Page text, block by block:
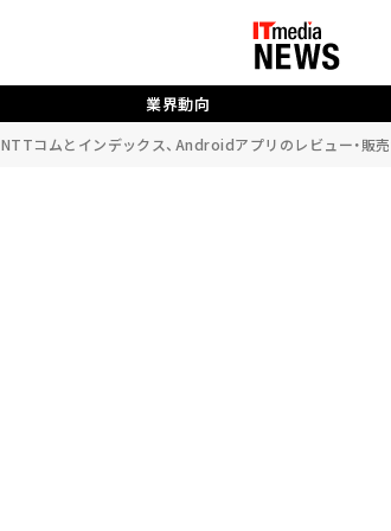
業界動向
NTTコムとインデックス、Androidアプリのレビュー・販